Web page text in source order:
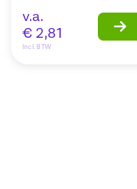
v.a.
€ 2,81
Incl. BTW